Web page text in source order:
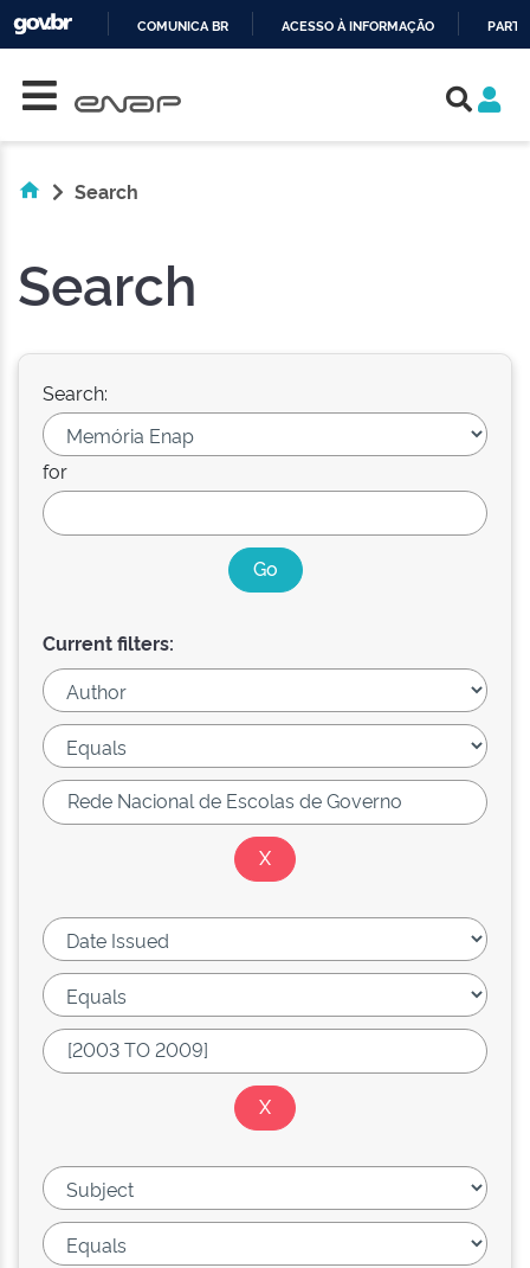
COMUNICA BR ACESSO À INFORMAÇÃO
Search
Search
Search:
for
Current filters: